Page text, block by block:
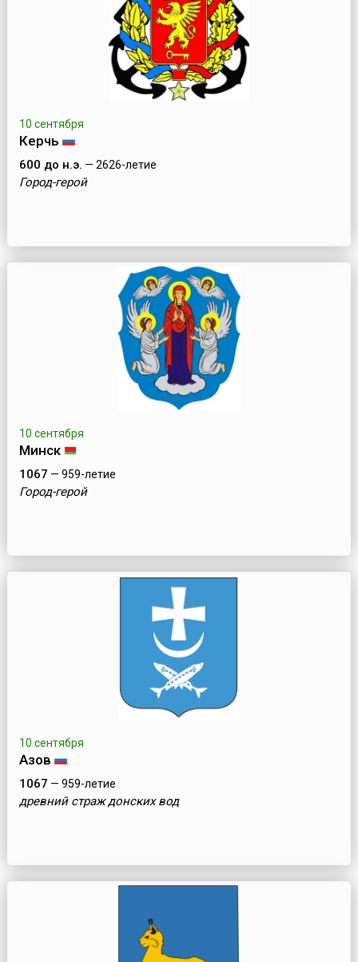
10 сентября
Керчь
600 до н.э. — 2626-летие
Город-герой
10 сентября
Минск
1067 — 959-летие
Город-герой
10 сентября
Азов
1067 — 959-летие
древний страж донских вод